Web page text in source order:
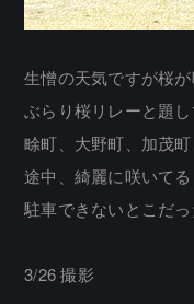
生憎の天気ですが桜
ぶらり桜リレーと題し
畭町、大野町、加茂
途中、綺麗に咲いて
駐車できないとこだ
3/26 撮影